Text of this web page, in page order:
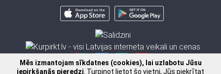
Mēs izmantojam sīkdatnes (cookies), lai uzlabotu Jūsu
iepirkšanās pieredzi . Turpinot lietot šo vietni, Jūs piekrītat